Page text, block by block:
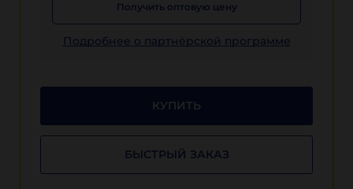
Получить оптовую цену
Подробнее о партнёрской программе
КУПИТЬ
БЫСТРЫЙ ЗАКАЗ